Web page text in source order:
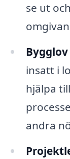
se ut
insatt i
hjälpa
andra